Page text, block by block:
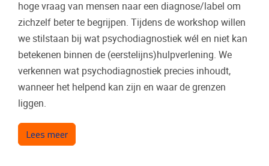
hoge vraag van mensen naar een diagnose/label om
zichzelf beter te begrijpen. Tijdens de workshop willen
we stilstaan bij wat psychodiagnostiek wél en niet kan
betekenen binnen de (eerstelijns)hulpverlening. We
verkennen wat psychodiagnostiek precies inhoudt,
wanneer het helpend kan zijn en waar de grenzen
liggen.
Lees meerover Workshop: Psychologische diagnoses: